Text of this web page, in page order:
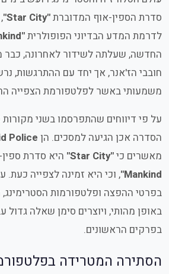
סדרת הספין-אוף המדוברת"Star City"
לדרמת המדע הבדיוני הפופולרית"For All Mankind"
החדשה, שעלתה לשידור לאחרונה, כבר
חובבי הז'אנר, אך יחד עם ההתרגשות,
משמעותי באשר לפלטפורמת הצפייה
על פי דיווחים שהתפרסמו בשני מקורות
הסדרה אכן הגיעה למסכים. הן Police
מאשרים כי"Star City" היא סדרת
Mankind" , וכי היא זמינה לצפייה
בפרטי ההפצה ופלטפורמות הסטרימינג,
באופן מהותי, ויוצרים סימן שאלה
בפרקים הראשונים.
הסתירה המטרידה